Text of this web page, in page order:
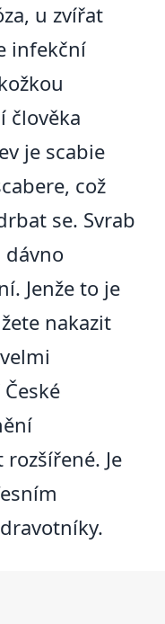
u zvířat
infekční
člověka
je scabie
což
se. Svrab
dávno
Jenže to je
nakazit
Je